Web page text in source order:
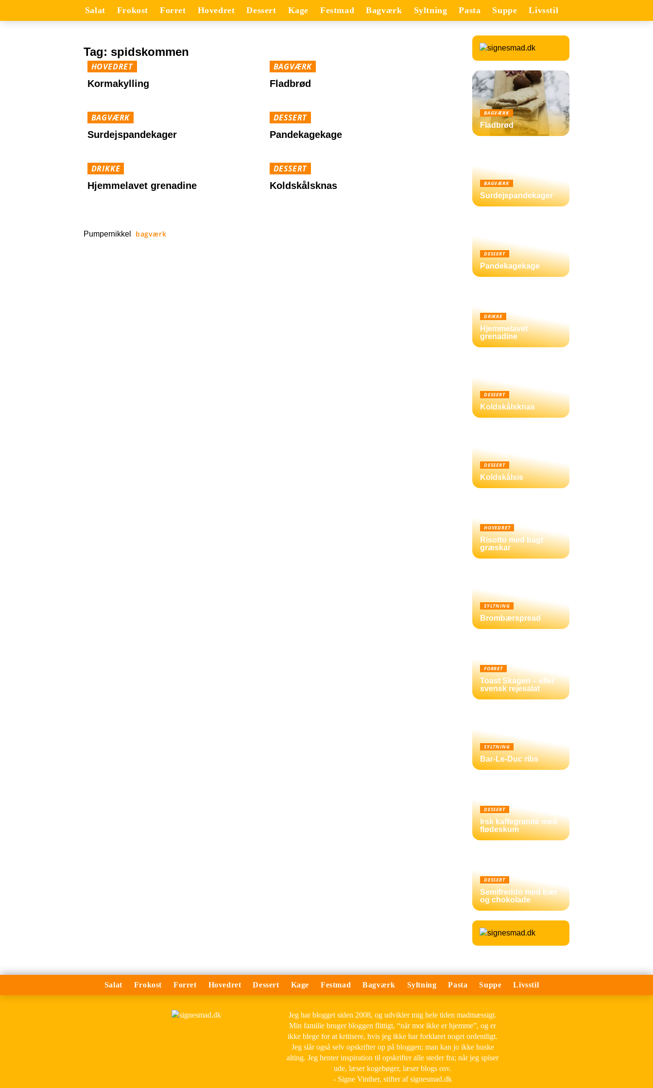
Salat Frokost Forret Hovedret Dessert Kage Festmad Bagværk Syltning Pasta Suppe Livsstil
Tag: spidskommen
HOVEDRET
Kormakylling
BAGVÆRK
Fladbrød
BAGVÆRK
Surdejspandekager
DESSERT
Pandekagekage
DRIKKE
Hjemmelavet grenadine
DESSERT
Koldskålsknas
Pumpernikkel bagværk
BAGVÆRK
Fladbrød
BAGVÆRK
Surdejspandekager
DESSERT
Pandekagekage
DRIKKE
Hjemmelavet
grenadine
DESSERT
Koldskålsknas
DESSERT
Koldskålsis
HOVEDRET
Risotto med bagt
græskar
SYLTNING
Brombærspread
FORRET
Toast Skagen – eller
svensk rejesalat
SYLTNING
Bar-Le-Duc ribs
DESSERT
Irsk kaffegranité med
flødeskum
DESSERT
Semifreddo med bær
og chokolade
Salat Frokost Forret Hovedret Dessert Kage Festmad Bagværk Syltning Pasta Suppe Livsstil
Jeg har blogget siden 2008, og udvikler mig hele tiden madmæssigt.
Min familie bruger bloggen flittigt, “når mor ikke er hjemme”, og er
ikke blege for at kritisere, hvis jeg ikke har forklaret noget ordentligt.
Jeg slår også selv opskrifter op på bloggen; man kan jo ikke huske
alting. Jeg henter inspiration til opskrifter alle steder fra; når jeg spiser
ude, læser kogebøger, læser blogs osv.
- Signe Vinther, stifter af signesmad.dk